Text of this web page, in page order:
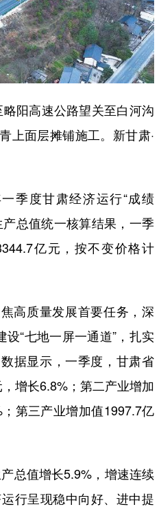
阳高速公路望关至白河沟
上面层摊铺施工。新甘肃·
度甘肃经济运行“成绩
总值统一核算结果，一季
亿元，按不变价格计
质量发展首要任务，深
设“七地一屏一通道”，扎实
据显示，一季度，甘肃省
增长6.8%；第二产业增加
第三产业增加值1997.7亿
总值增长5.9%，增速连续
行呈现稳中向好、进中提